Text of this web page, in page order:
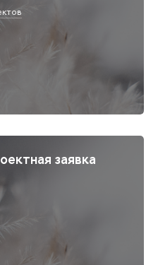
заявка